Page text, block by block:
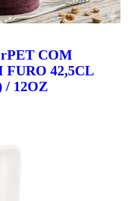
COM
FURO 42,5CL
/ 12OZ